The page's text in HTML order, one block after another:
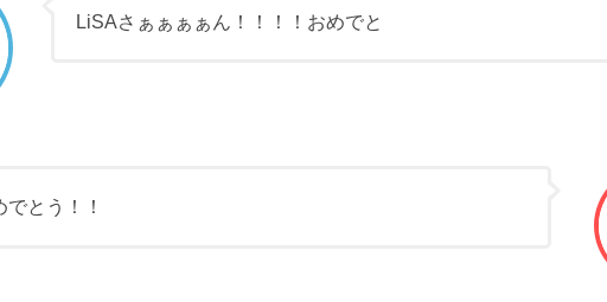
LiSAさぁぁぁぁん！！！！おめでと
とう！！